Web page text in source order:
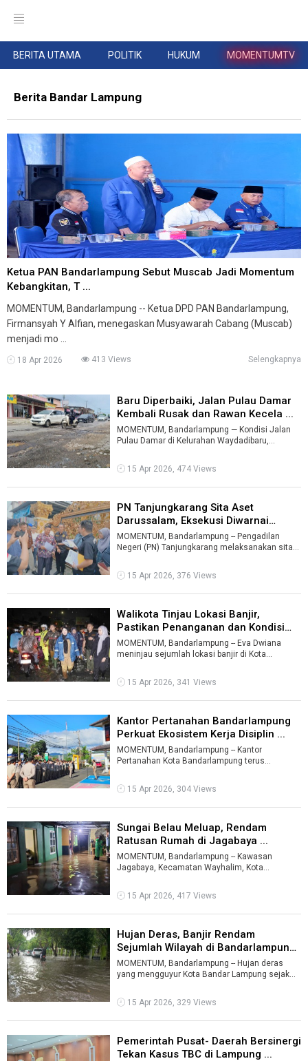
BERITA UTAMA POLITIK HUKUM MOMENTUMTV
Berita Bandar Lampung
Ketua PAN Bandarlampung Sebut Muscab Jadi Momentum
Kebangkitan, T ...
MOMENTUM, Bandarlampung -- Ketua DPD PAN Bandarlampung,
Firmansyah Y Alfian, menegaskan Musyawarah Cabang (Muscab)
menjadi mo ...
18 Apr 2026 413 Views Selengkapnya
Baru Diperbaiki, Jalan Pulau Damar
Kembali Rusak dan Rawan Kecela ...
MOMENTUM, Bandarlampung — Kondisi Jalan
Pulau Damar di Kelurahan Waydadibaru,
kemba ...
15 Apr 2026, 474 Views
PN Tanjungkarang Sita Aset
Darussalam, Eksekusi Diwarnai
Ketegang ...
MOMENTUM, Bandarlampung -- Pengadilan
Negeri (PN) Tanjungkarang melaksanakan sita
15 Apr 2026, 376 Views
Walikota Tinjau Lokasi Banjir,
Pastikan Penanganan dan Kondisi
Wa ...
MOMENTUM, Bandarlampung -- Eva Dwiana
meninjau sejumlah lokasi banjir di Kota
usai h ...
15 Apr 2026, 341 Views
Kantor Pertanahan Bandarlampung
Perkuat Ekosistem Kerja Disiplin ...
MOMENTUM, Bandarlampung -- Kantor
Pertanahan Kota Bandarlampung terus
Wilayah Birok ...
15 Apr 2026, 304 Views
Sungai Belau Meluap, Rendam
Ratusan Rumah di Jagabaya ...
MOMENTUM, Bandarlampung -- Kawasan
Jagabaya, Kecamatan Wayhalim, Kota
terparah terd ...
15 Apr 2026, 417 Views
Hujan Deras, Banjir Rendam
Sejumlah Wilayah di Bandarlampung
...
MOMENTUM, Bandarlampung -- Hujan deras
yang mengguyur Kota Bandar Lampung sejak
menyebab ...
15 Apr 2026, 329 Views
Pemerintah Pusat- Daerah Bersinergi
Tekan Kasus TBC di Lampung ...